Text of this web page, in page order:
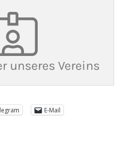
unseres Vereins
E-Mail